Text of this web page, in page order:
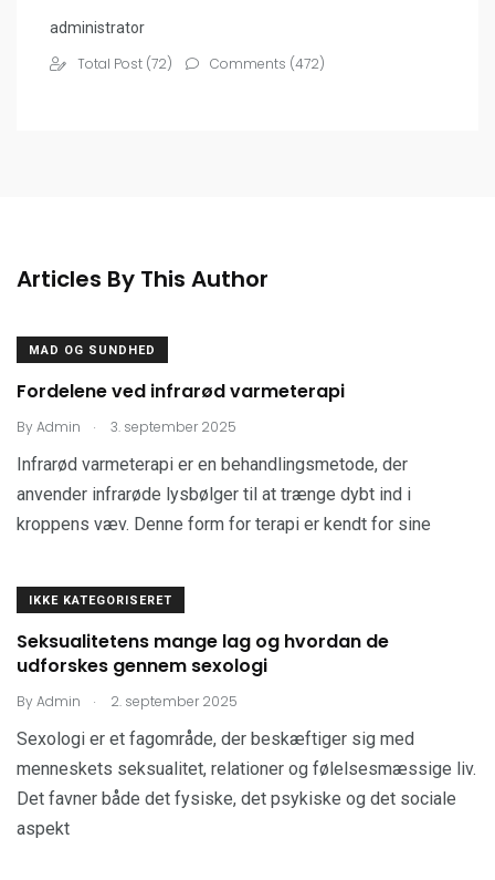
administrator
Total Post (72) Comments (472)
Articles By This Author
MAD OG SUNDHED
Fordelene ved infrarød varmeterapi
ByAdmin . 3. september 2025
Infrarød varmeterapi er en behandlingsmetode, der
anvender infrarøde lysbølger til at trænge dybt ind i
kroppens væv. Denne form for terapi er kendt for sine
IKKE KATEGORISERET
Seksualitetens mange lag og hvordan de
udforskes gennem sexologi
ByAdmin . 2. september 2025
Sexologi er et fagområde, der beskæftiger sig med
menneskets seksualitet, relationer og følelsesmæssige liv.
Det favner både det fysiske, det psykiske og det sociale
aspekt